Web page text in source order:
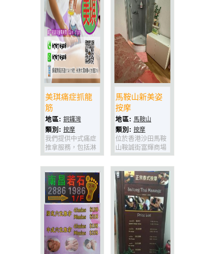
屯門區最大的足底
按摩、穴位美容、
推拿按摩健康場所
之一，為您提供舒
適寬敞清雅的按摩
環境。多個獨立房
間，即讓您享受三
五知己相約美容按
摩的樂趣，又保障
貴賓的私隱。
出的按摩手法。
美琪痛症抓龍
筋
地區: 銅鑼灣
類別: 按摩
我們提供中式痛症
推拿服務，包括淋
巴推油、抓龍筋、
特色理療前列腺保
健按摩等。
馬鞍山新美姿
按摩
地區: 馬鞍山
類別: 按摩
位於香港沙田馬鞍
山鞍誠街富輝商場
一樓71C舖，新年
新裝修的店舖。主
打全身按摩、全身
推油等專業服務。
環境清潔、雅靜，
非常適合疲憊人仕
在都市中的休憩。
服務周到，有求必
應，歡迎各屆人仕
光顧。